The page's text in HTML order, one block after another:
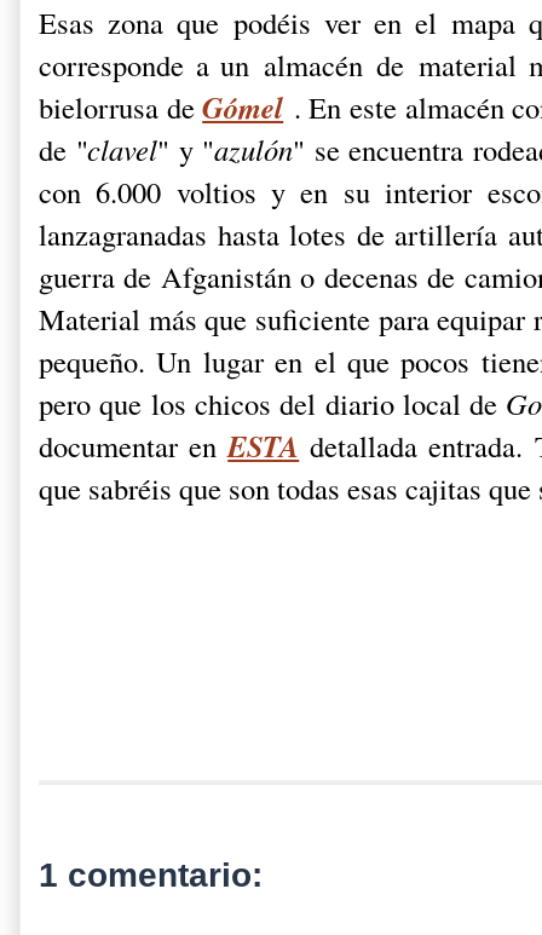
Esas zona que podéis ver en el mapa
corresponde a un almacén de material
bielorrusa deGómel . En este almacén
de "clavel" y "azulón" se encuentra
con 6.000 voltios y en su interior
lanzagranadas hasta lotes de artillería
guerra de Afganistán o decenas de
Material más que suficiente para equipar
pequeño. Un lugar en el que pocos
pero que los chicos del diario local de
documentar enESTA detallada entrada.
que sabréis que son todas esas cajitas
1 comentario: